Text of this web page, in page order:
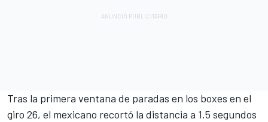
Tras la primera ventana de paradas en los boxes en el
giro 26, el mexicano recortó la distancia a 1.5 segundos